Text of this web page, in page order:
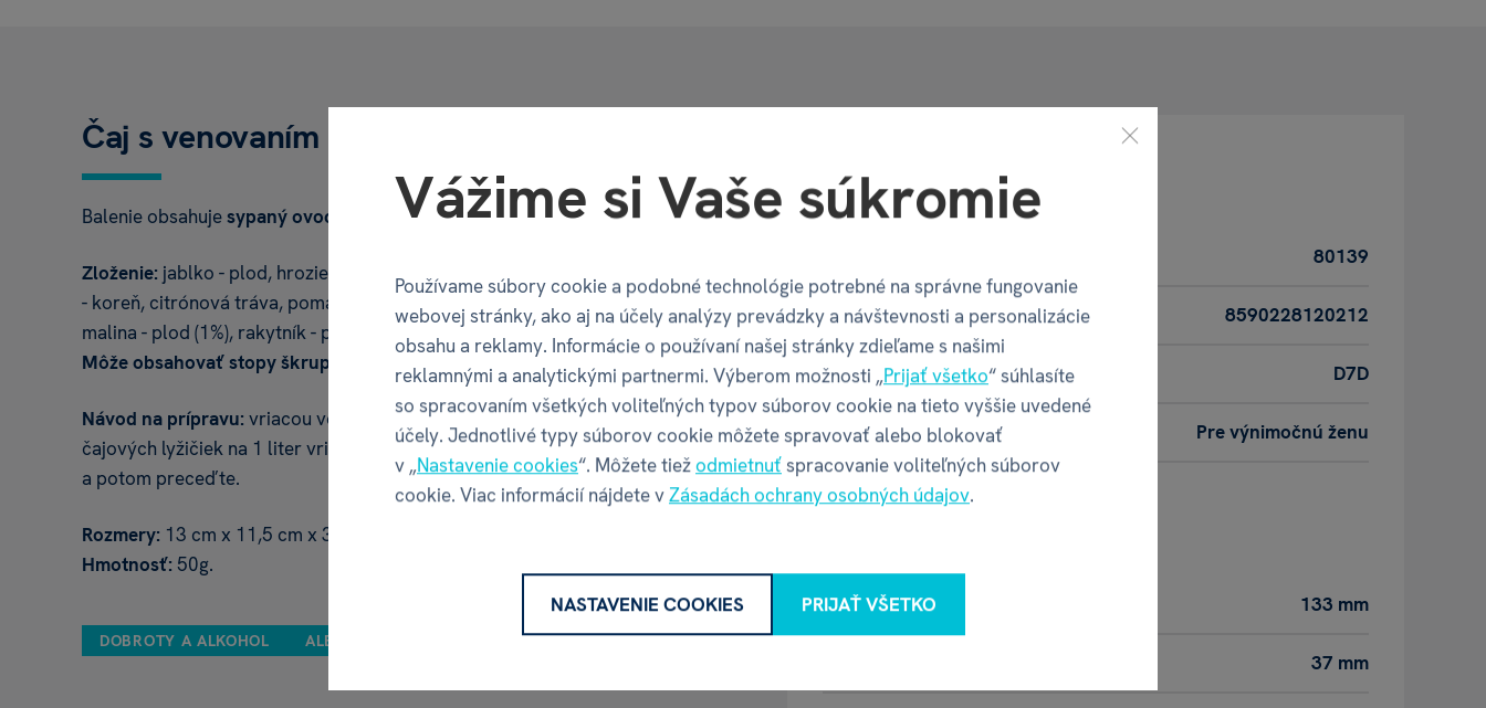
Čaj s venovaním - Pre výnimočnú ženu
Balenie obsahujesypaný ovocný čaj – malina s rakytníkombez ibišteka.
Zloženie: jablko - plod, hrozienka, šípka - plod, arónia - plod, červená repa
- koreň, citrónová tráva, pomarančová kôra, prírodná aróma malinová,
malina - plod (1%), rakytník - plod (1%), nevädza - kvet, ruža - kvet, lupene.
Môže obsahovať stopy škrupinových plodov.
Návod na prípravu: vriacou vodou zalejte čaj v pomere cca 4 až 5
čajových lyžičiek na 1 liter vriacej vody. Nechajte lúhovať 5 až 7 minút
a potom preceďte.
Rozmery: 13 cm x 11,5 cm x 3,5 cm.
Hmotnosť: 50g.
DOBROTY A ALKOHOL ALBI DARČEKOVÉ ČAJE S VENOVANÍM 4
Vlastnosti
80139
EAN 8590228120212
Katalógové číslo D7D
Motív Pre výnimočnú ženu
Balenie produktu
Šírka balenia 133 mm
37 mm
Vážime si Vaše súkromie
Používame súbory cookie a podobné technológie potrebné na správne fungovanie
webovej stránky, ako aj na účely analýzy prevádzky a návštevnosti a personalizácie
obsahu a reklamy. Informácie o používaní našej stránky zdieľame s našimi
reklamnými a analytickými partnermi. Výberom možnosti „Prijať všetko“ súhlasíte
so spracovaním všetkých voliteľných typov súborov cookie na tieto vyššie uvedené
účely. Jednotlivé typy súborov cookie môžete spravovať alebo blokovať
v „Nastavenie cookies“. Môžete tiežodmietnuťspracovanie voliteľných súborov
cookie. Viac informácií nájdete vZásadách ochrany osobných údajov.
NASTAVENIE COOKIES PRIJAŤ VŠETKO